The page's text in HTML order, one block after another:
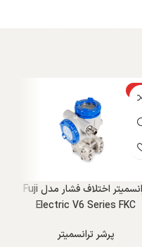
ویژه
ترانسمیتر اختلاف فشار مدل Fuji
Electric V6 Series FKC
پرشر ترانسمیتر